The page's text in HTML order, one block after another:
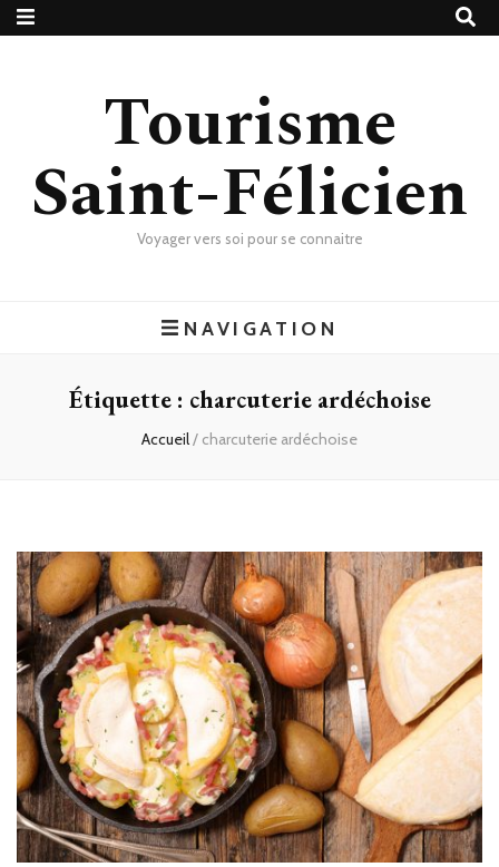
Tourisme
Saint-Félicien
Voyager vers soi pour se connaitre
NAVIGATION
Étiquette : charcuterie ardéchoise
Accueil/ charcuterie ardéchoise